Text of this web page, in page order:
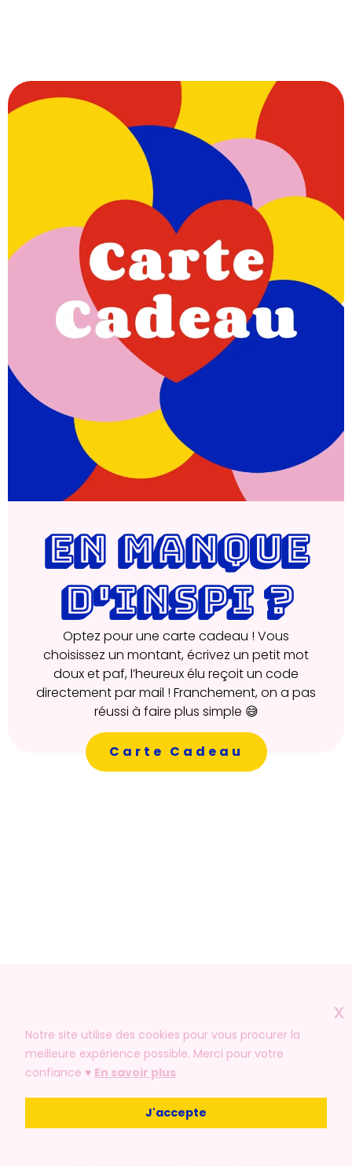
EN MANQUE
D'INSPI ?
Optez pour une carte cadeau ! Vous
choisissez un montant, écrivez un petit mot
doux et paf, l’heureux élu reçoit un code
directement par mail ! Franchement, on a pas
réussi à faire plus simple 😅
Carte Cadeau
Notre site utilise des cookies pour vous procurer la
meilleure expérience possible. Merci pour votre
confiance ♥️ En savoir plus
J'accepte
x